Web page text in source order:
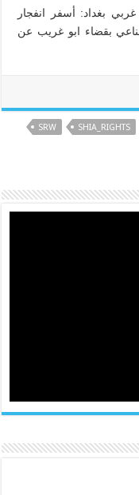
غربي بغداد: أسفر انفجار
بقضاء ابو غريب عن
SHIA_RIGHTS
SRW